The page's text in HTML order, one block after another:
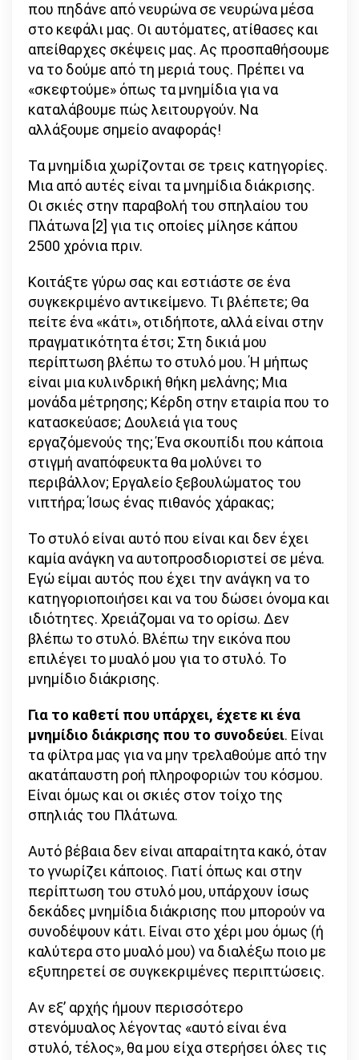
που πηδάνε από νευρώνα σε νευρώνα μέσα
στο κεφάλι μας. Οι αυτόματες, ατίθασες και
απείθαρχες σκέψεις μας. Ας προσπαθήσουμε
να το δούμε από τη μεριά τους. Πρέπει να
«σκεφτούμε» όπως τα μνημίδια για να
καταλάβουμε πώς λειτουργούν. Να
αλλάξουμε σημείο αναφοράς!
Τα μνημίδια χωρίζονται σε τρεις κατηγορίες.
Μια από αυτές είναι τα μνημίδια διάκρισης.
Οι σκιές στην παραβολή του σπηλαίου του
Πλάτωνα [2] για τις οποίες μίλησε κάπου
2500 χρόνια πριν.
Κοιτάξτε γύρω σας και εστιάστε σε ένα
συγκεκριμένο αντικείμενο. Τι βλέπετε; Θα
πείτε ένα «κάτι», οτιδήποτε, αλλά είναι στην
πραγματικότητα έτσι; Στη δικιά μου
περίπτωση βλέπω το στυλό μου. Ή μήπως
είναι μια κυλινδρική θήκη μελάνης; Μια
μονάδα μέτρησης; Κέρδη στην εταιρία που το
κατασκεύασε; Δουλειά για τους
εργαζόμενούς της; Ένα σκουπίδι που κάποια
στιγμή αναπόφευκτα θα μολύνει το
περιβάλλον; Εργαλείο ξεβουλώματος του
νιπτήρα; Ίσως ένας πιθανός χάρακας;
Το στυλό είναι αυτό που είναι και δεν έχει
καμία ανάγκη να αυτοπροσδιοριστεί σε μένα.
Εγώ είμαι αυτός που έχει την ανάγκη να το
κατηγοριοποιήσει και να του δώσει όνομα και
ιδιότητες. Χρειάζομαι να το ορίσω. Δεν
βλέπω το στυλό. Βλέπω την εικόνα που
επιλέγει το μυαλό μου για το στυλό. Το
μνημίδιο διάκρισης.
Για το καθετί που υπάρχει, έχετε κι ένα
μνημίδιο διάκρισης που το συνοδεύει. Είναι
τα φίλτρα μας για να μην τρελαθούμε από την
ακατάπαυστη ροή πληροφοριών του κόσμου.
Είναι όμως και οι σκιές στον τοίχο της
σπηλιάς του Πλάτωνα.
Αυτό βέβαια δεν είναι απαραίτητα κακό, όταν
το γνωρίζει κάποιος. Γιατί όπως και στην
περίπτωση του στυλό μου, υπάρχουν ίσως
δεκάδες μνημίδια διάκρισης που μπορούν να
συνοδέψουν κάτι. Είναι στο χέρι μου όμως (ή
καλύτερα στο μυαλό μου) να διαλέξω ποιο με
εξυπηρετεί σε συγκεκριμένες περιπτώσεις.
Αν εξ’ αρχής ήμουν περισσότερο
στενόμυαλος λέγοντας «αυτό είναι ένα
στυλό, τέλος», θα μου είχα στερήσει όλες τις